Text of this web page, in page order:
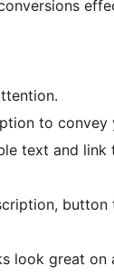
to convey
text and
look great on